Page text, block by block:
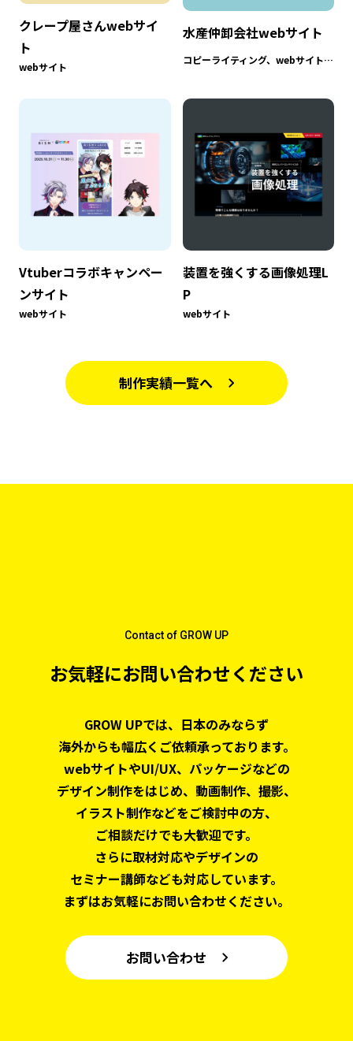
クレープ屋さんwebサイ
ト
webサイト
水産仲卸会社webサイト
コピーライティング、webサイト、撮影
Vtuberコラボキャンペー
ンサイト
webサイト
装置を強くする画像処理L
P
webサイト
制作実績一覧へ
お気軽にお問い合わせください
Contact of GROW UP
GROW UPでは、日本のみならず
海外からも幅広くご依頼承っております。
webサイトやUI/UX、パッケージなどの
デザイン制作をはじめ、 動画制作、撮影、
イラスト制作などをご検討中の方、
ご相談だけでも大歓迎です。
さらに取材対応やデザインの
セミナー講師なども対応しています。
まずはお気軽にお問い合わせください。
お問い合わせ